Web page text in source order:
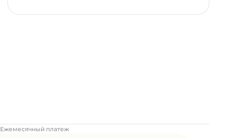
Ежемесячный платеж